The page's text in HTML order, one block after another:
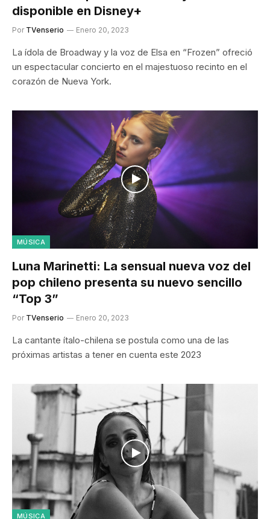
disponible en Disney+
Por TVenserio Enero 20, 2023
La ídola de Broadway y la voz de Elsa en “Frozen” ofreció
un espectacular concierto en el majestuoso recinto en el
corazón de Nueva York.
MÚSICA
Luna Marinetti: La sensual nueva voz del
pop chileno presenta su nuevo sencillo
“Top 3”
Por TVenserio Enero 20, 2023
La cantante ítalo-chilena se postula como una de las
próximas artistas a tener en cuenta este 2023
MÚSICA